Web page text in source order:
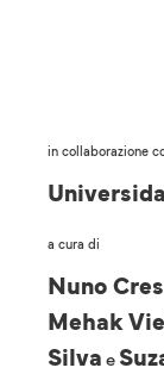
in collaborazione
a cura di
Nuno
Mehak
Silvae